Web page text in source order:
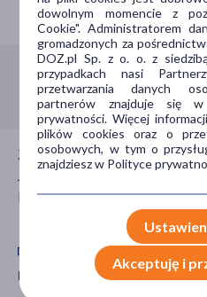
Porozmawiaj z
Infolinia:
Zadzwoń do nas jeśli
Jesteśmy dla Ciebie czynni
bezpłatnie.
Pobierz aplikację mobilną Doz.pl
dowolnym momencie z
Cookie". Administratorem
gromadzonych za
DOZ.pl Sp. z o. o. z
przypadkach nasi
przetwarzania danych
partnerów znajduje się
prywatności. Więcej
plików cookies oraz o
osobowych, w tym o
znajdziesz w Polityce
Akceptuję i